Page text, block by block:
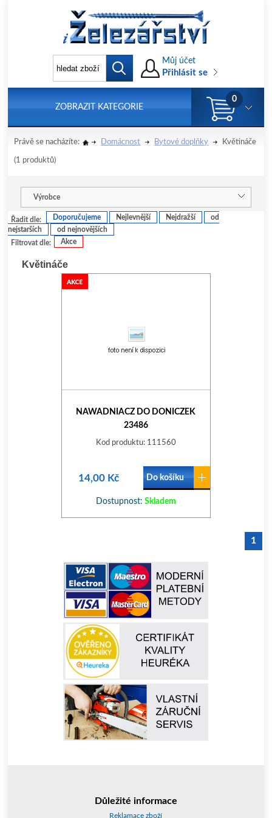
Můj účet
Přihlásit se
ZOBRAZIT KATEGORIE
0
Právě se nacházíte: Domácnost Bytové doplňky Květináče
(1 produktů)
Výrobce
Filtrovat dle: Akce
Řadit dle: Doporučujeme Nejlevnější Nejdražší
od
nejstarších
od nejnovějších
Květináče
NAWADNIACZ DO DONICZEK
23486
Kod produktu: 111560
14,00 Kč Do košíku
Dostupnost: Skladem
1
Důležité informace
Reklamace zboží